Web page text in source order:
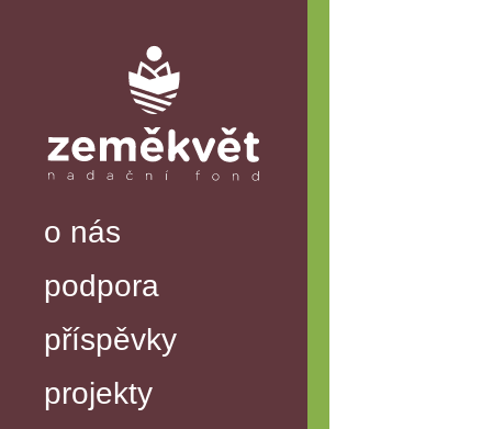
o nás
podpora
příspěvky
projekty